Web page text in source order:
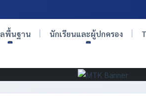
พื้นฐาน นักเรียนและผู้ปกครอง